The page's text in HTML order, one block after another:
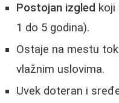
Postojan izgled koji
1 do 5 godina).
Ostaje na mestu
vlažnim uslovima.
Uvek doteran i